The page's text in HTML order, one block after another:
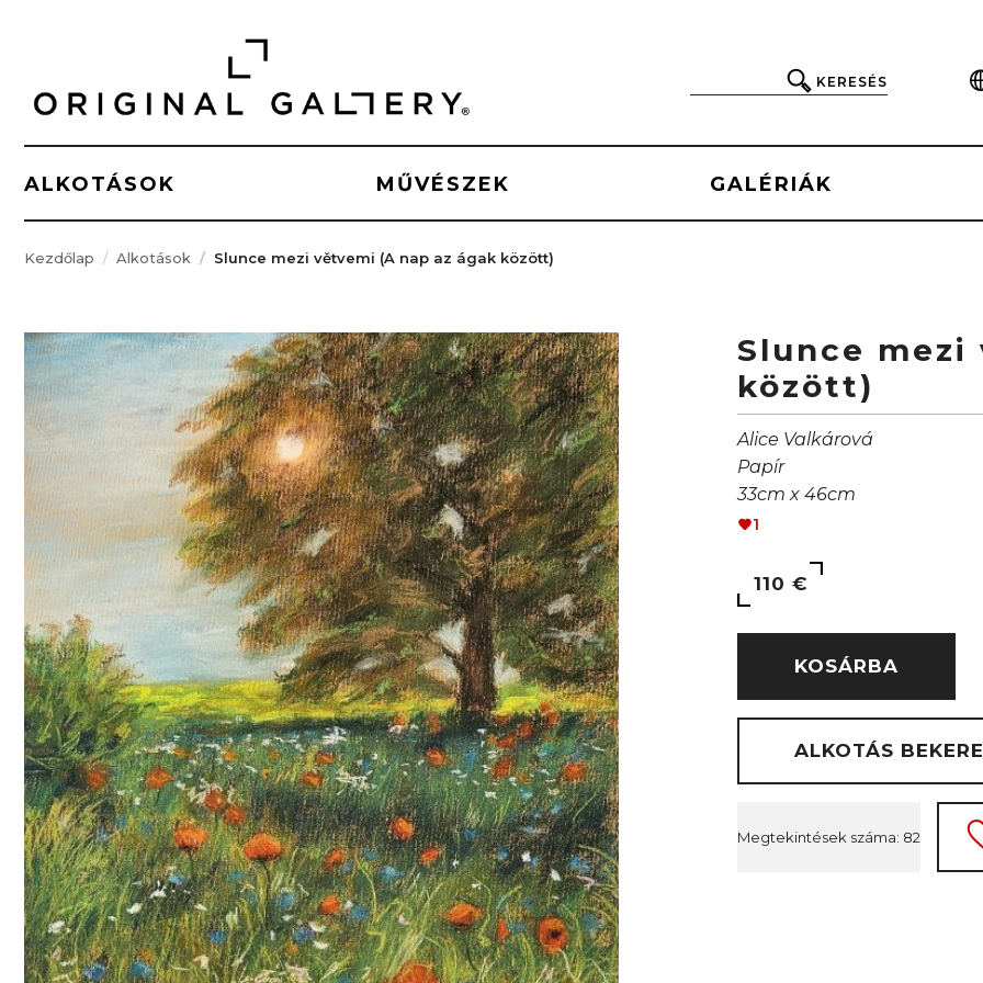
KERESÉS
ALKOTÁSOK MŰVÉSZEK GALÉRIÁK
Kezdőlap Alkotások Slunce mezi větvemi (A nap az ágak között)
Slunce mezi
között)
Alice Valkárová
Papír
33cm x 46cm
1
110 €
KOSÁRBA
ALKOTÁS
Megtekintések száma: 82